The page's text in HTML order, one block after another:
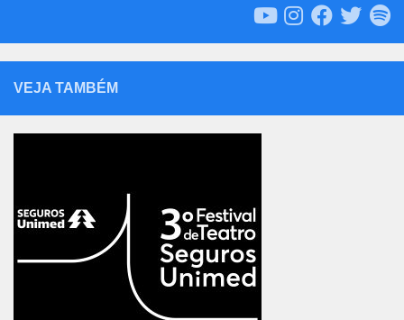
VEJA TAMBÉM